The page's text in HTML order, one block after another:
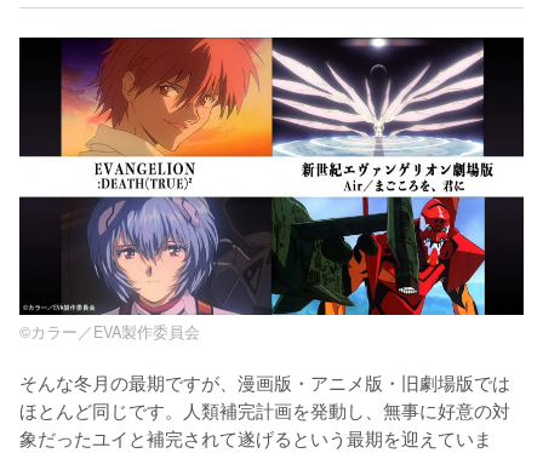
©カラー／EVA製作委員会
そんな冬月の最期ですが、漫画版・アニメ版・旧劇場版では
ほとんど同じです。人類補完計画を発動し、無事に好意の対
象だったユイと補完されて遂げるという最期を迎えていま